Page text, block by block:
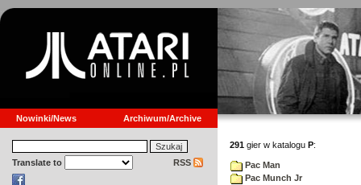
Nowinki/News Archiwum/Archive
Translate to RSS
291 gier w katalogu P:
Pac Man
Pac Munch Jr